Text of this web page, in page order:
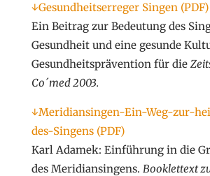
↓Gesundheitserreger Singen (PDF)
Ein Beitrag zur Bedeutung des
Gesundheit und eine gesunde
Gesundheitsprävention für die
Co´med 2003.
↓Meridiansingen-Ein-Weg-zur-
des-Singens (PDF)
Karl Adamek: Einführung in die
des Meridiansingens. Booklettext